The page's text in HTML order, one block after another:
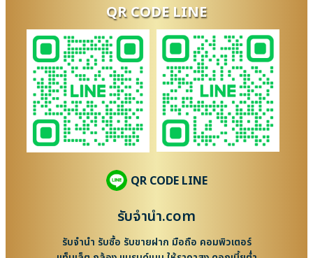
QR CODE LINE
QR CODE LINE
รับจํานํา.com
รับจำนำ รับซื้อ รับขายฝาก มือถือ คอมพิวเตอร์